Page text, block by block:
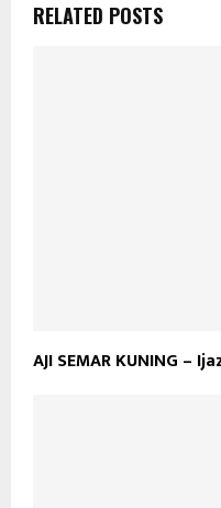
RELATED POSTS
AJI SEMAR KUNING –